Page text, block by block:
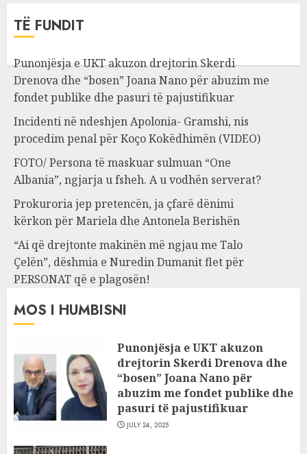
TË FUNDIT
Punonjësja e UKT akuzon drejtorin Skerdi
Drenova dhe “bosen” Joana Nano për abuzim me
fondet publike dhe pasuri të pajustifikuar
Incidenti në ndeshjen Apolonia- Gramshi, nis
procedim penal për Koço Kokëdhimën (VIDEO)
FOTO/ Persona të maskuar sulmuan “One
Albania”, ngjarja u fsheh. A u vodhën serverat?
Prokuroria jep pretencën, ja çfarë dënimi
kërkon për Mariela dhe Antonela Berishën
“Ai që drejtonte makinën më ngjau me Talo
Çelën”, dëshmia e Nuredin Dumanit flet për
PERSONAT që e plagosën!
MOS I HUMBISNI
Punonjësja e UKT akuzon
drejtorin Skerdi Drenova dhe
“bosen” Joana Nano për
abuzim me fondet publike dhe
pasuri të pajustifikuar
JULY 24, 2025